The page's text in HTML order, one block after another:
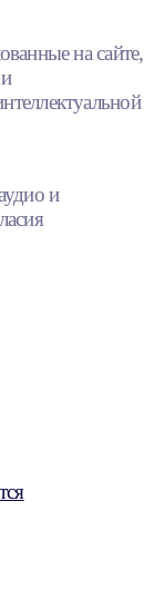
на сайте,
и